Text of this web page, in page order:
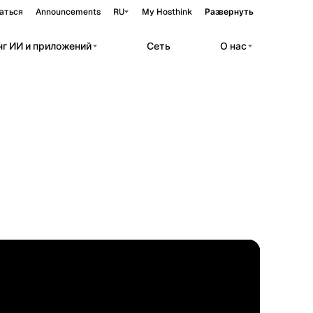
Announcements RU My Hosthink Развернуть
ИИ и приложений Сеть О нас